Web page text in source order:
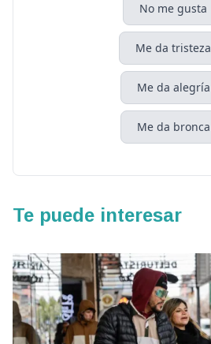
No me gusta
Me da tristeza
Me da alegría
Me da bronca
Te puede interesar